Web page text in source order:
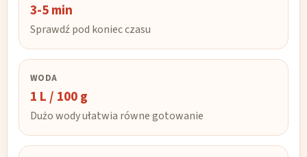
3-5 min
Sprawdź pod koniec czasu
WODA
1 L / 100 g
Dużo wody ułatwia równe gotowanie